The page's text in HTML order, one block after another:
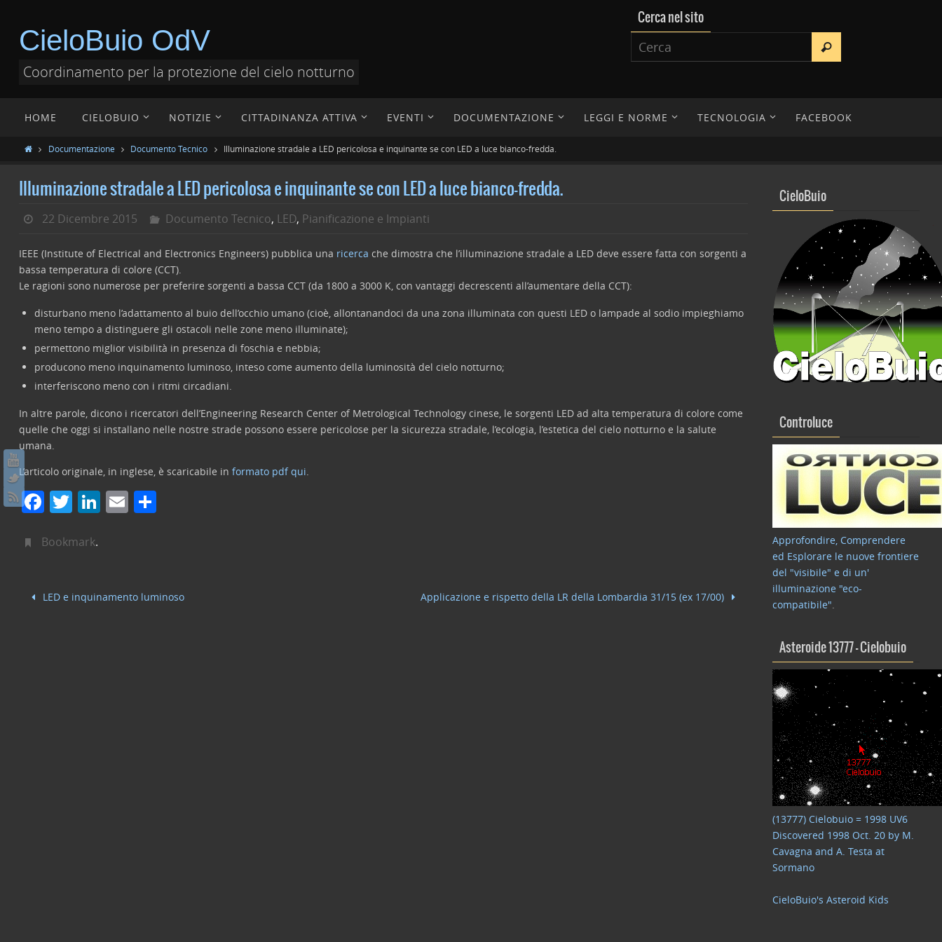
CieloBuio OdV
Coordinamento per la protezione del cielo notturno
Cerca nel sito
HOME CIELOBUIO NOTIZIE CITTADINANZA ATTIVA EVENTI DOCUMENTAZIONE LEGGI E NORME TECNOLOGIA FACEBOOK
Documentazione Documento Tecnico Illuminazione stradale a LED pericolosa e inquinante se con LED a luce bianco-fredda.
Illuminazione stradale a LED pericolosa e inquinante se con LED a luce bianco-fredda.
22 Dicembre 2015 Documento Tecnico, LED, Pianificazione e Impianti
IEEE (Institute of Electrical and Electronics Engineers) pubblica una ricerca che dimostra che l’illuminazione stradale a LED deve essere fatta con sorgenti a
bassa temperatura di colore (CCT).
Le ragioni sono numerose per preferire sorgenti a bassa CCT (da 1800 a 3000 K, con vantaggi decrescenti all’aumentare della CCT):
disturbano meno l’adattamento al buio dell’occhio umano (cioè, allontanandoci da una zona illuminata con questi LED o lampade al sodio impieghiamo
meno tempo a distinguere gli ostacoli nelle zone meno illuminate);
permettono miglior visibilità in presenza di foschia e nebbia;
producono meno inquinamento luminoso, inteso come aumento della luminosità del cielo notturno;
interferiscono meno con i ritmi circadiani.
In altre parole, dicono i ricercatori dell’Engineering Research Center of Metrological Technology cinese, le sorgenti LED ad alta temperatura di colore come
quelle che oggi si installano nelle nostre strade possono essere pericolose per la sicurezza stradale, l’ecologia, l’estetica del cielo notturno e la salute
umana.
L’articolo originale, in inglese, è scaricabile in formato pdf qui.
F
c
b
T
itt
Li
dI
E
vi
Bookmark.
LED e inquinamento luminoso Applicazione e rispetto della LR della Lombardia 31/15 (ex 17/00)
CieloBuio
Controluce
Approfondire, Comprendere
ed Esplorare le nuove frontiere
del "visibile" e di un'
illuminazione "eco-
compatibile".
Asteroide 13777 – Cielobuio
(13777) Cielobuio = 1998 UV6
Discovered 1998 Oct. 20 by M.
Cavagna and A. Testa at
Sormano
CieloBuio's Asteroid Kids